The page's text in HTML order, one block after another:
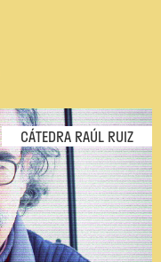
CÁTEDRA RAÚL RUIZ